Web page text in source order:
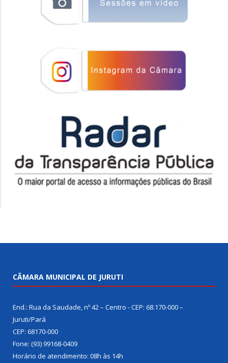
CÂMARA MUNICIPAL DE JURUTI
End.: Rua da Saudade, nº 42 – Centro - CEP: 68.170-000 –
Juruti/Pará
CEP: 68170-000
Fone: (93) 99168-0409
Horário de atendimento: 08h às 14h